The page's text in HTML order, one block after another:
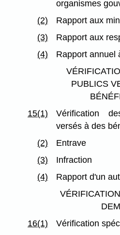
organismes
(2)
Rapport aux
(3)
Rapport aux
(4)
Rapport annuel
PUBLICS
15(1)
Vérification
versés à des
(2)
Entrave
(3)
Infraction
(4)
Rapport d'un
16(1)
Vérification